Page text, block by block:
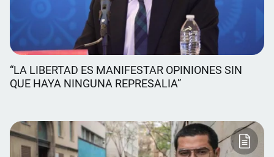
“LA LIBERTAD ES MANIFESTAR OPINIONES SIN
QUE HAYA NINGUNA REPRESALIA”